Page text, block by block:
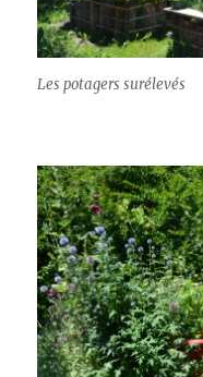
Les potagers surélevés